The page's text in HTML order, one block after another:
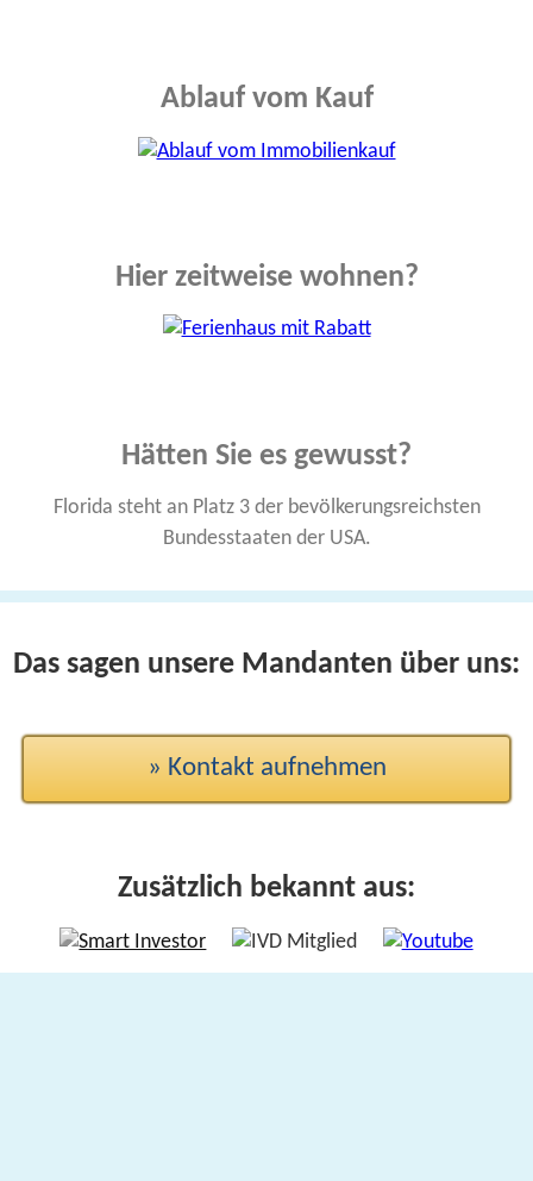
Ablauf vom Kauf
Hier zeitweise wohnen?
Hätten Sie es gewusst?
Florida steht an Platz 3 der bevölkerungs­reichsten
Bundes­staaten der USA.
Das sagen unsere Mandanten über uns:
» Kontakt aufnehmen
Zusätzlich bekannt aus: